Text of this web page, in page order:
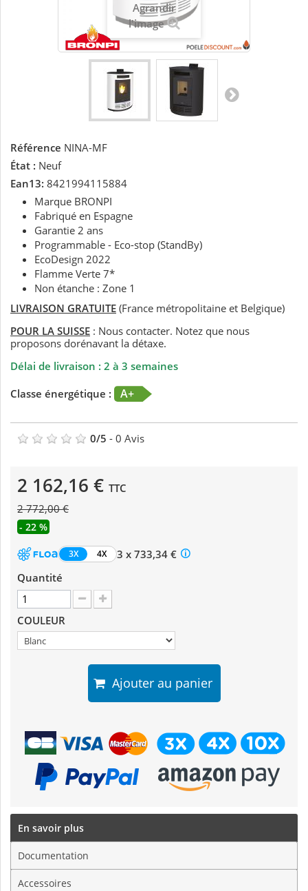
Agrandir
l'image
Référence NINA-MF
État : Neuf
Ean13: 8421994115884
Marque BRONPI
Fabriqué en Espagne
Garantie 2 ans
Programmable - Eco-stop (StandBy)
EcoDesign 2022
Flamme Verte 7*
Non étanche : Zone 1
LIVRAISON GRATUITE (France métropolitaine et Belgique)
POUR LA SUISSE : Nous contacter. Notez que nous
proposons dorénavant la détaxe.
Délai de livraison : 2 à 3 semaines
Classe énergétique :
A+
0/5 - 0 Avis
2 162,16 € TTC
2 772,00 €
- 22 %
3X 4X
3 x 733,34 €
Quantité
COULEUR
Ajouter au panier
En savoir plus
Documentation
Accessoires